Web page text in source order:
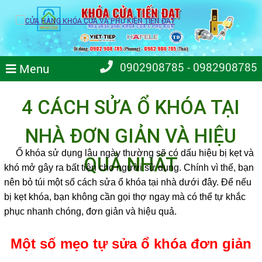
Menu 0902908785 - 0982908785
4 CÁCH SỬA Ổ KHÓA TẠI
NHÀ ĐƠN GIẢN VÀ HIỆU
QUẢ NHẤT
Ổ khóa sử dụng lâu ngày thường sẽ có dấu hiệu bị kẹt và
khó mở gây ra bất tiện cho người sử dụng. Chính vì thế, bạn
nên bỏ túi một số cách sửa ổ khóa tại nhà dưới đây. Để nếu
bị kẹt khóa, bạn không cần gọi thợ ngay mà có thể tự khắc
phục nhanh chóng, đơn giản và hiệu quả.
Một số mẹo tự sửa ổ khóa đơn giản